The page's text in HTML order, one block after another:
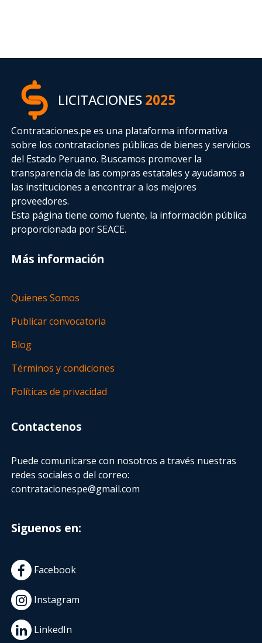
LICITACIONES2025
Contrataciones.pe es una plataforma informativa
sobre los contrataciones públicas de bienes y servicios
del Estado Peruano. Buscamos promover la
transparencia de las compras estatalesy ayudamos a
las instituciones a encontrar a los mejores
proveedores.
Esta página tiene como fuente, la información pública
proporcionada por SEACE.
Más información
Quienes Somos
Publicar convocatoria
Blog
Términos y condiciones
Políticas de privacidad
Contactenos
Puede comunicarse con nosotros a través nuestras
redes sociales o del correo:
contratacionespe@gmail.com
Siguenos en:
Facebook
Instagram
LinkedIn